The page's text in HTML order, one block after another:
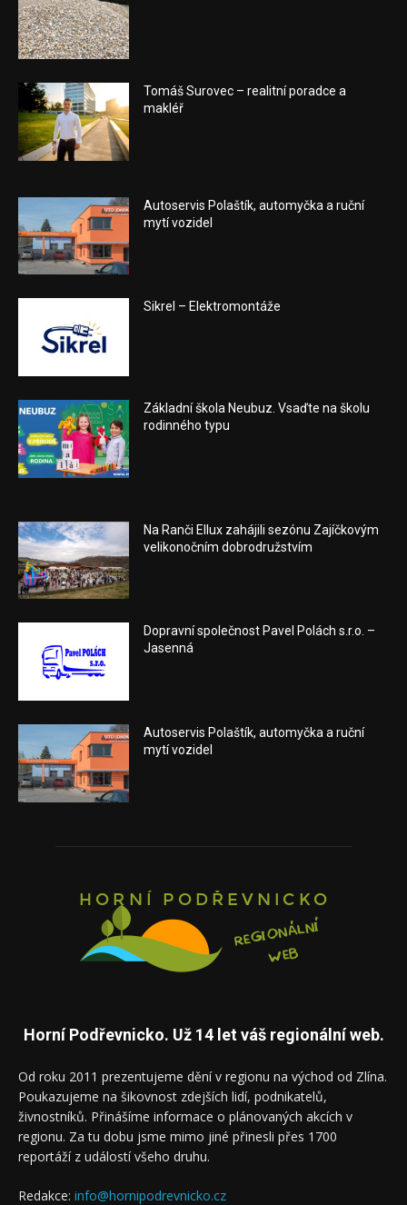
Tomáš Surovec – realitní poradce a
makléř
Autoservis Polaštík, automyčka a ruční
mytí vozidel
Sikrel – Elektromontáže
Základní škola Neubuz. Vsaďte na školu
rodinného typu
Na Ranči Ellux zahájili sezónu Zajíčkovým
velikonočním dobrodružstvím
Dopravní společnost Pavel Polách s.r.o. –
Jasenná
Autoservis Polaštík, automyčka a ruční
mytí vozidel
Horní Podřevnicko. Už 14 let váš regionální web.
Od roku 2011 prezentujeme dění v regionu na východ od Zlína.
Poukazujeme na šikovnost zdejších lidí, podnikatelů,
živnostníků. Přinášíme informace o plánovaných akcích v
regionu. Za tu dobu jsme mimo jiné přinesli přes 1700
reportáží z událostí všeho druhu.
Redakce: info@hornipodrevnicko.cz